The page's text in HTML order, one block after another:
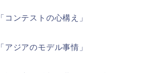
「コンテストの心構え」
「アジアのモデル事情」